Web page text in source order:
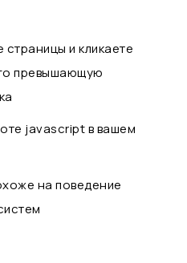
и кликаете
превышающую
javascript в вашем
на поведение